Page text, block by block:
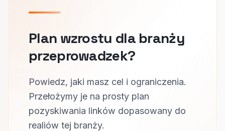
Plan wzrostu dla branży
przeprowadzek?
Powiedz, jaki masz cel i ograniczenia.
Przełożymy je na prosty plan
pozyskiwania linków dopasowany do
realiów tej branży.